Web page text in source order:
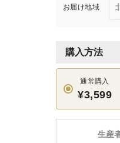
お届け地域
購入方法
通常購入
¥3,599
生産